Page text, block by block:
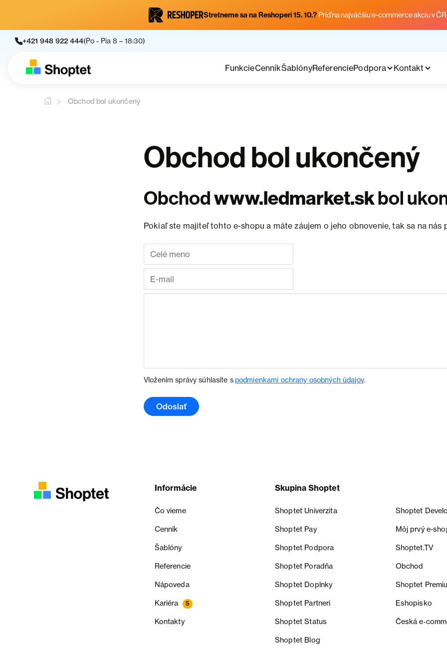
Stretneme sa na Reshoperi 15. 10.? Príď na najväčšiu e-commerce akciu v ČR.
+421 948 922 444(Po - Pia 8 – 18:30)
FunkcieCenníkŠablónyReferenciePodpora Kontakt
Obchod bol ukončený
Obchod bol ukončený
Obchodwww.ledmarket.skbol
Pokiaľ ste majiteľ tohto e-shopu a máte záujem o jeho obnovenie, tak sa na nás
Vložením správy súhlasíte spodmienkami ochrany osobných údajov.
Odoslať
Informácie
Čo vieme
Cenník
Šablóny
Referencie
Nápoveda
Kariéra 5
Kontakty
Skupina Shoptet
Shoptet Univerzita Shoptet
Shoptet Pay Môj prvý e-
Shoptet Podpora Shoptet.TV
Shoptet Poradňa Obchod
Shoptet Doplnky Shoptet
Shoptet Partneri Eshopisko
Shoptet Status Česká
Shoptet Blog